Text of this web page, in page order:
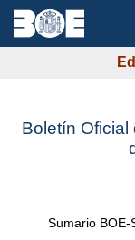
Boletín
Sumario BOE-